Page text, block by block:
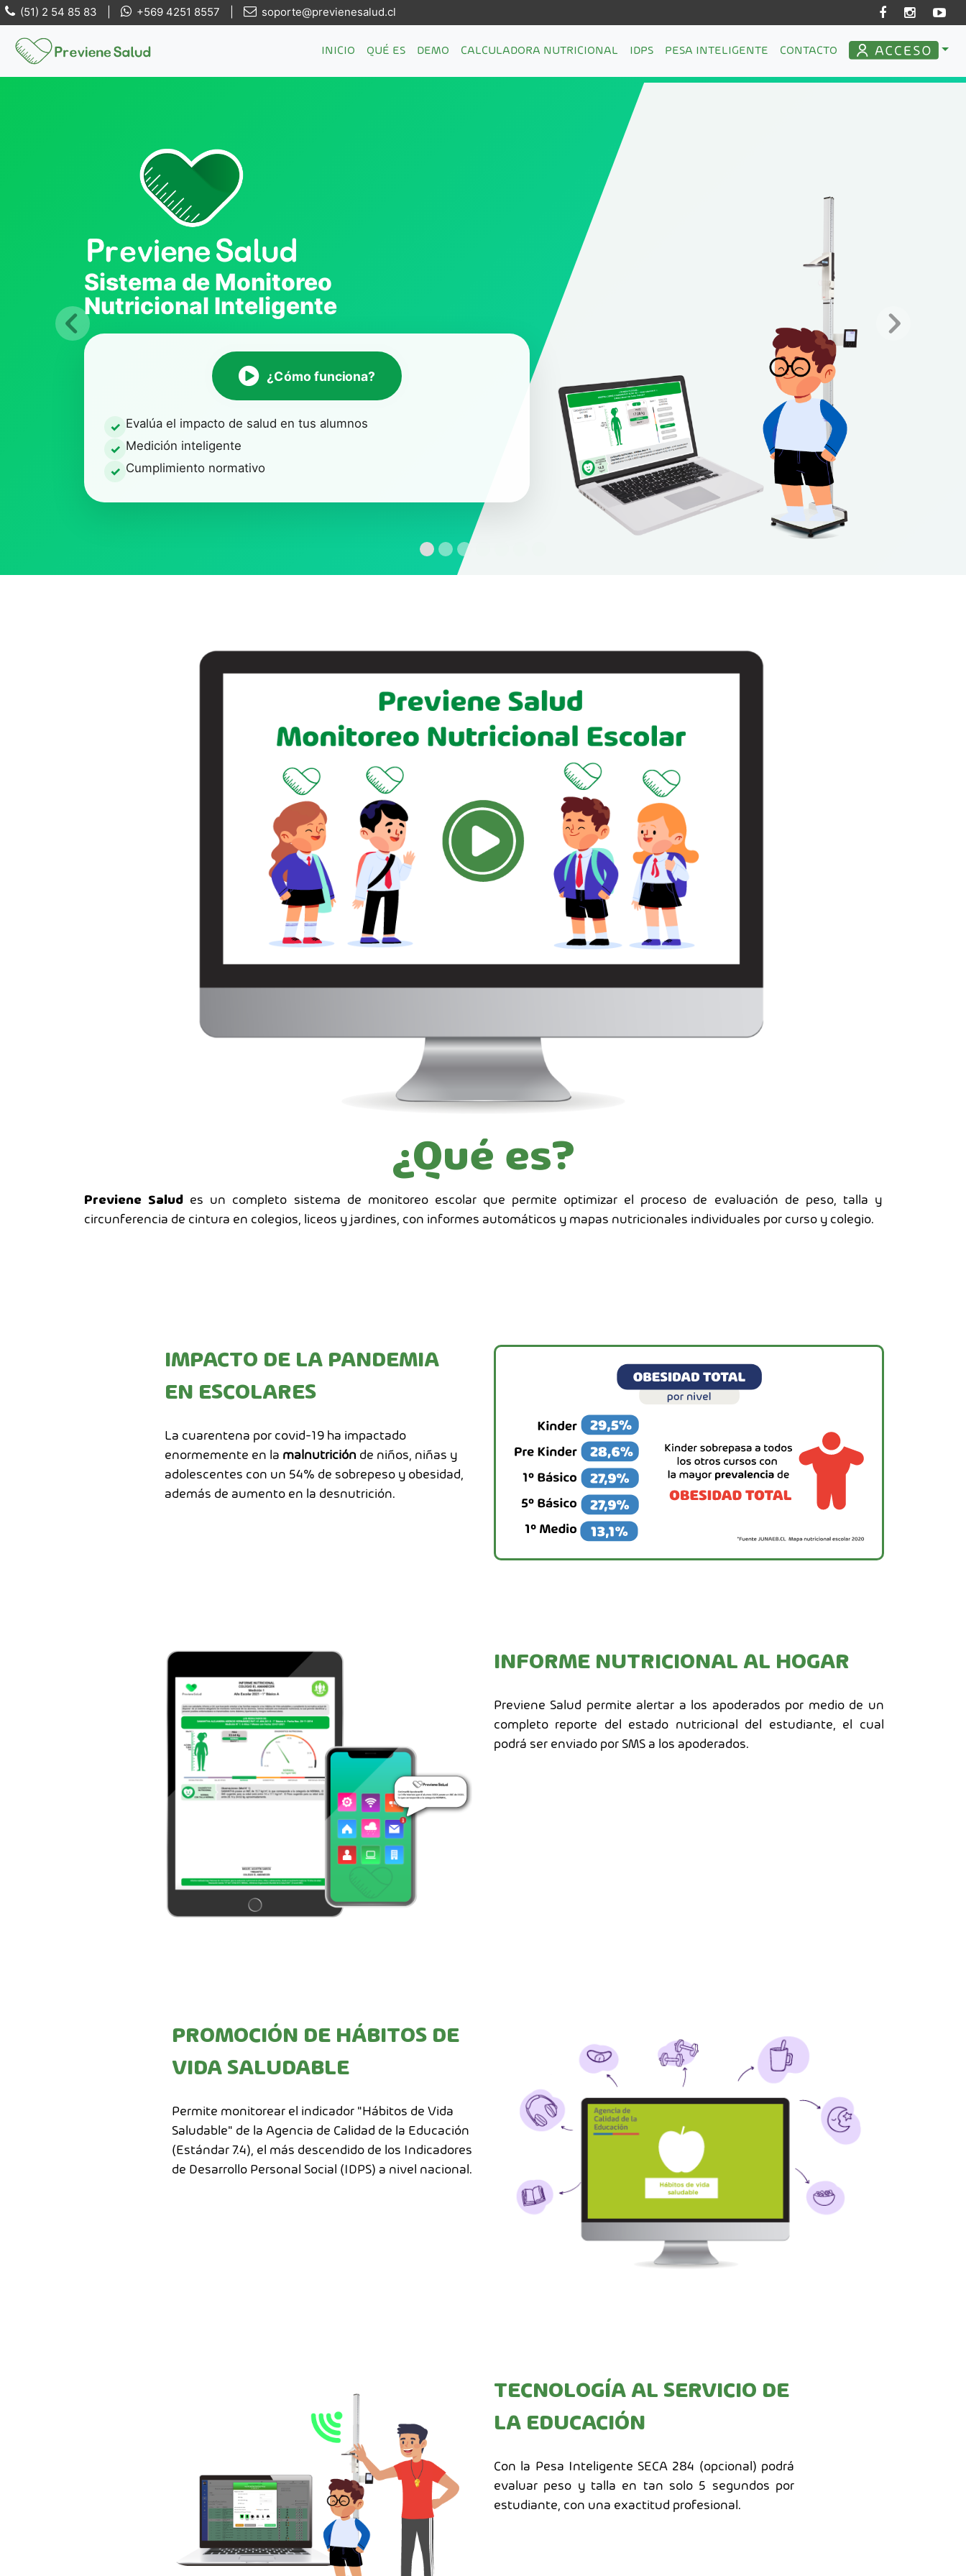
(51) 2 54 85 83 +569 4251 8557 soporte@previenesalud.cl
INICIO (current)
QUÉ ES DEMO CALCULADORA NUTRICIONAL IDPS PESA INTELIGENTE CONTACTO
Anterior Siguiente
¿Qué es?
Previene Salud es un completo sistema de monitoreo escolar que permite optimizar el proceso de evaluación de peso, talla y
circunferencia de cintura en colegios, liceos y jardines, con informes automáticos y mapas nutricionales individuales por curso y colegio.
IMPACTO DE LA PANDEMIA
EN ESCOLARES
La cuarentena por covid-19 ha impactado
enormemente en la malnutrición de niños, niñas y
adolescentes con un 54% de sobrepeso y obesidad,
además de aumento en la desnutrición.
INFORME NUTRICIONAL AL HOGAR
Previene Salud permite alertar a los apoderados por medio de un
completo reporte del estado nutricional del estudiante, el cual
podrá ser enviado por SMS a los apoderados.
PROMOCIÓN DE HÁBITOS DE
VIDA SALUDABLE
Permite monitorear el indicador "Hábitos de Vida
Saludable" de la Agencia de Calidad de la Educación
(Estándar 7.4), el más descendido de los Indicadores
de Desarrollo Personal Social (IDPS) a nivel nacional.
TECNOLOGÍA AL SERVICIO DE
LA EDUCACIÓN
Con la Pesa Inteligente SECA 284 (opcional) podrá
evaluar peso y talla en tan solo 5 segundos por
estudiante, con una exactitud profesional.